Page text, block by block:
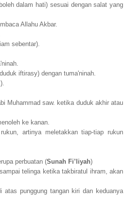
dalam hati) sesuai dengan salat yang
Allahu Akbar.
sebentar).
iftirasy) dengan tuma'ninah.
Muhammad saw. ketika duduk akhir atau
ke kanan.
artinya meletakkan tiap-tiap rukun
perbuatan (Sunah Fi’liyah)
telinga ketika takbiratul ihram, akan
atas punggung tangan kiri dan keduanya